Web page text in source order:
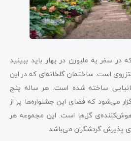
در سفر به ملبورن در بهار باید ببینید
است. ساختمان گلخانه‌ای که در این
ساخته شده است. هر ساله پنج
می‌شود که فضای این جشنواره‌ها پر از
گل‌ها است. این مجموعه هر